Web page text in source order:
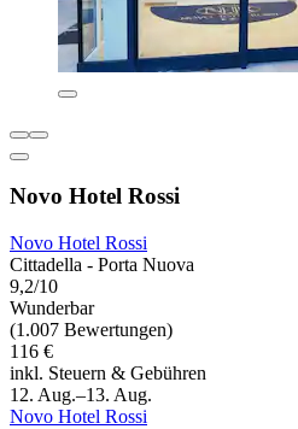
Novo Hotel Rossi
Novo Hotel Rossi
Cittadella - Porta Nuova
9,2/10
Wunderbar
(1.007 Bewertungen)
116 €
inkl. Steuern & Gebühren
12. Aug.–13. Aug.
Novo Hotel Rossi